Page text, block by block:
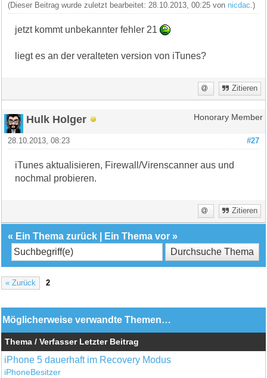
(Dieser Beitrag wurde zuletzt bearbeitet: 28.10.2013, 00:25 von nicdac .)
jetzt kommt unbekannter fehler 21
liegt es an der veralteten version von iTunes?
Zitieren
Hulk Holger Honorary Member
#27
28.10.2013, 08:23
iTunes aktualisieren, Firewall/Virenscanner aus und
nochmal probieren.
Zitieren
« Ein Thema zurück Ein Thema vor »
« Zurück 2
Möglicherweise verwandte Themen…
Thema / Verfasser Letzter Beitrag
iPhone 5 dauerhaft im Recovery Modus
iPhoneBesitzer